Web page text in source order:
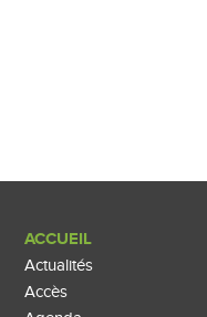
ACCUEIL
Actualités
Accès